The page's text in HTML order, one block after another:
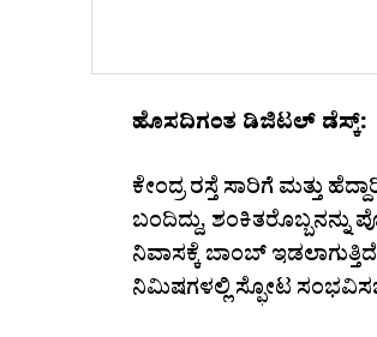
ಹೊಸದಿಗಂತ ಡಿಜಿಟಲ್ ಡೆಸ್ಕ್:
ಕೇಂದ್ರ ರಸ್ತೆ ಸಾರಿಗೆ ಮತ್ತು
ಬಂದಿದ್ದು, ಶಂಕಿತರೊಬ್ಬನನ್ನು
ನಿವಾಸಕ್ಕೆ ಬಾಂಬ್
ನಿಮಿಷಗಳಲ್ಲಿ ಸ್ಫೋಟ